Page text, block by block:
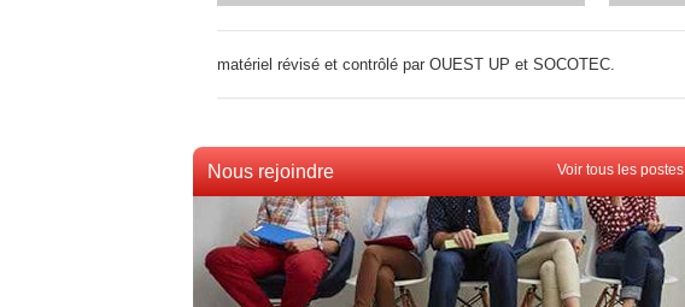
matériel révisé et contrôlé par OUEST UP et SOCOTEC.
Nous rejoindre Voir tous les postes